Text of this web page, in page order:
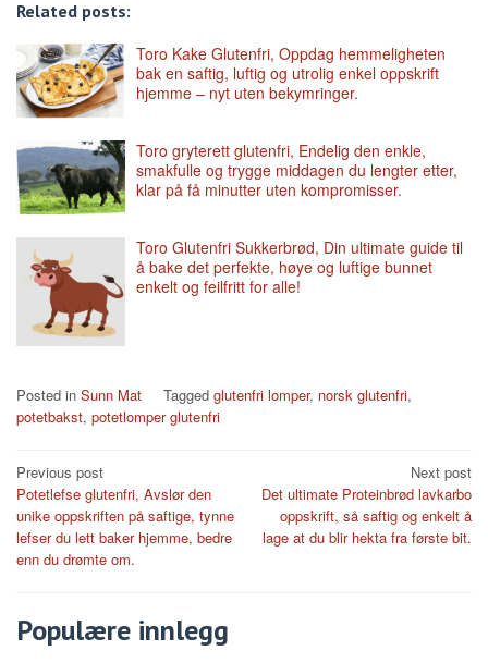
Related posts:
Toro Kake Glutenfri, Oppdag hemmeligheten
bak en saftig, luftig og utrolig enkel oppskrift
hjemme – nyt uten bekymringer.
Toro gryterett glutenfri, Endelig den enkle,
smakfulle og trygge middagen du lengter etter,
klar på få minutter uten kompromisser.
Toro Glutenfri Sukkerbrød, Din ultimate guide til
å bake det perfekte, høye og luftige bunnet
enkelt og feilfritt for alle!
Posted in Sunn Mat Tagged glutenfri lomper, norsk glutenfri,
potetbakst, potetlomper glutenfri
Post
navigation
Previous post
Potetlefse glutenfri, Avslør den
unike oppskriften på saftige, tynne
lefser du lett baker hjemme, bedre
enn du drømte om.
Next post
Det ultimate Proteinbrød lavkarbo
oppskrift, så saftig og enkelt å
lage at du blir hekta fra første bit.
Populære innlegg